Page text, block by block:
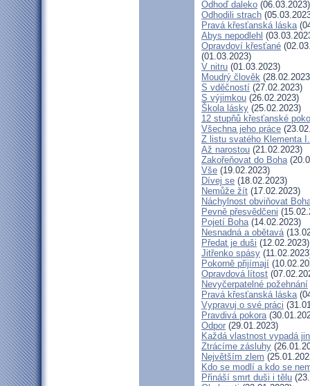
Odhoď daleko (06.03.2023)
Odhodili strach
Pravá křesťanská láska
Abys nepodlehl
Opravdoví křesťané
(01.03.2023)
V nitru (01.03.2023)
Moudrý člověk
S vděčností (27.02.2023)
S výjimkou (26.02.2023)
Škola lásky (25.02.2023)
12 stupňů křesťanské
Všechna jeho práce
Z listu svatého Klementa I.
Až narostou (21.02.2023)
Zakořeňovat do Boha
Vše (19.02.2023)
Dívej se (18.02.2023)
Nemůže žít (17.02.2023)
Náchylnost obviňovat
Pevně přesvědčeni
Pojetí Boha(14.02.2023)
Nesnadná a obětavá
Předat je duši (12.02.2023)
Jitřenko spásy
Pokorně přijímají
Opravdová lítost
Nevyčerpatelné požehnání
Pravá křesťanská láska
Vypravuj o své práci
Pravdivá pokora
Odpor (29.01.2023)
Každá vlastnost vypadá
Ztrácíme zásluhy
Největším zlem
Kdo se modlí a kdo se
Přináší smrt duši i tělu